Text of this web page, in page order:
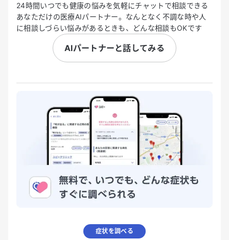
24時間いつでも健康の悩みを気軽にチャットで相談できる
あなただけの医療AIパートナー。なんとなく不調な時や人
に相談しづらい悩みがあるときも、どんな相談もOKです
AIパートナーと話してみる
症状を調べる